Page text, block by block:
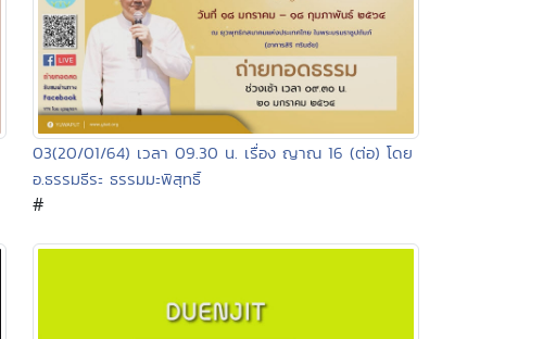
03(20/01/64) เวลา 09.30 น. เรื่อง ญาณ 16 (ต่อ) โดย
อ.ธรรมธีระ ธรรมมะพิสุทธิ์
#